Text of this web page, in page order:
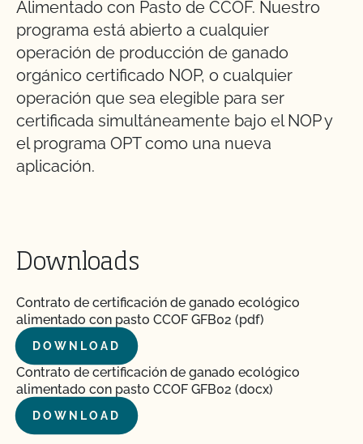
Alimentado con Pasto de CCOF. Nuestro
programa está abierto a cualquier
operación de producción de ganado
orgánico certificado NOP, o cualquier
operación que sea elegible para ser
certificada simultáneamente bajo el NOP y
el programa OPT como una nueva
aplicación.
Downloads
Contrato de certificación de ganado ecológico
alimentado con pasto CCOF GFB02 (pdf)
DOWNLOAD
Contrato de certificación de ganado ecológico
alimentado con pasto CCOF GFB02 (docx)
DOWNLOAD